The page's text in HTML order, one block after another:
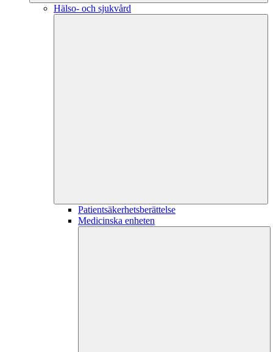
Hälso- och sjukvård
Patientsäkerhetsberättelse
Medicinska enheten